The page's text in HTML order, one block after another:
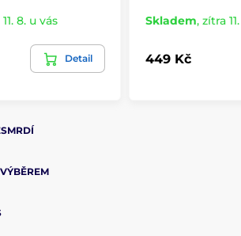
8. u vás
Detail
Skladem, zítra
449 Kč